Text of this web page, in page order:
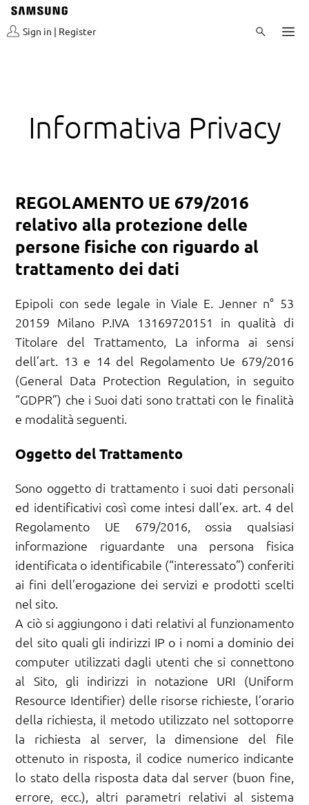
Sign in | Register
Informativa Privacy
REGOLAMENTO UE 679/2016
relativo alla protezione delle
persone fisiche con riguardo al
trattamento dei dati
Epipoli con sede legale in Viale E. Jenner n° 53
20159 Milano P.IVA 13169720151 in qualità di
Titolare del Trattamento, La informa ai sensi
dell’art. 13 e 14 del Regolamento Ue 679/2016
(General Data Protection Regulation, in seguito
“GDPR”) che i Suoi dati sono trattati con le finalità
e modalità seguenti.
Oggetto del Trattamento
Sono oggetto di trattamento i suoi dati personali
ed identificativi così come intesi dall’ex. art. 4 del
Regolamento UE 679/2016, ossia qualsiasi
informazione riguardante una persona fisica
identificata o identificabile (“interessato”) conferiti
ai fini dell’erogazione dei servizi e prodotti scelti
nel sito.
A ciò si aggiungono i dati relativi al funzionamento
del sito quali gli indirizzi IP o i nomi a dominio dei
computer utilizzati dagli utenti che si connettono
al Sito, gli indirizzi in notazione URI (Uniform
Resource Identifier) delle risorse richieste, l’orario
della richiesta, il metodo utilizzato nel sottoporre
la richiesta al server, la dimensione del file
ottenuto in risposta, il codice numerico indicante
lo stato della risposta data dal server (buon fine,
errore, ecc.), altri parametri relativi al sistema